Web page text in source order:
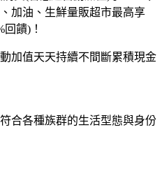
加油、生鮮量販超市最高享
饋)！
加值天天持續不間斷累積現金
合各種族群的生活型態與身份